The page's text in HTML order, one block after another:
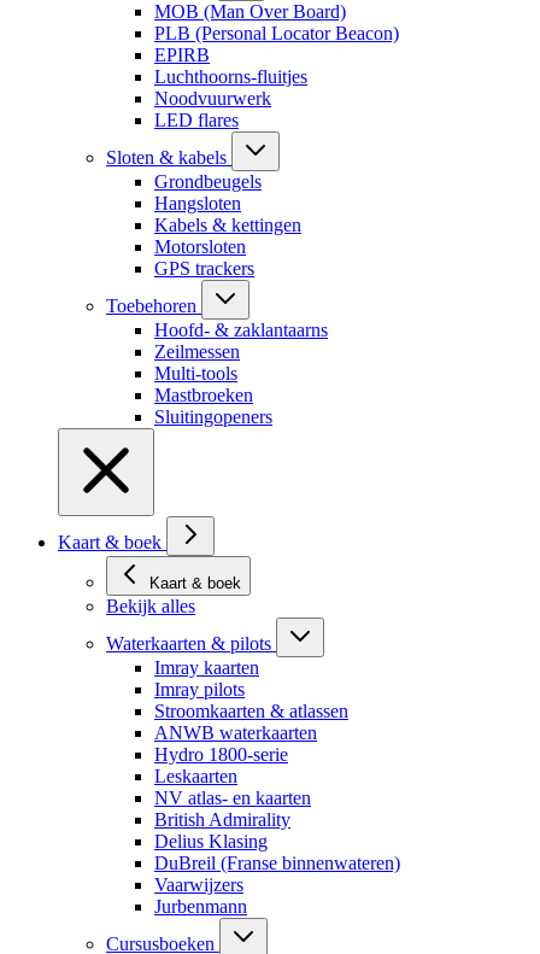
MOB (Man Over Board)
PLB (Personal Locator Beacon)
EPIRB
Luchthoorns-fluitjes
Noodvuurwerk
LED flares
Sloten & kabels
Grondbeugels
Hangsloten
Kabels & kettingen
Motorsloten
GPS trackers
Toebehoren
Hoofd- & zaklantaarns
Zeilmessen
Multi-tools
Mastbroeken
Sluitingopeners
Kaart & boek
Kaart & boek
Bekijk alles
Waterkaarten & pilots
Imray kaarten
Imray pilots
Stroomkaarten & atlassen
ANWB waterkaarten
Hydro 1800-serie
Leskaarten
NV atlas- en kaarten
British Admirality
Delius Klasing
DuBreil (Franse binnenwateren)
Vaarwijzers
Jurbenmann
Cursusboeken